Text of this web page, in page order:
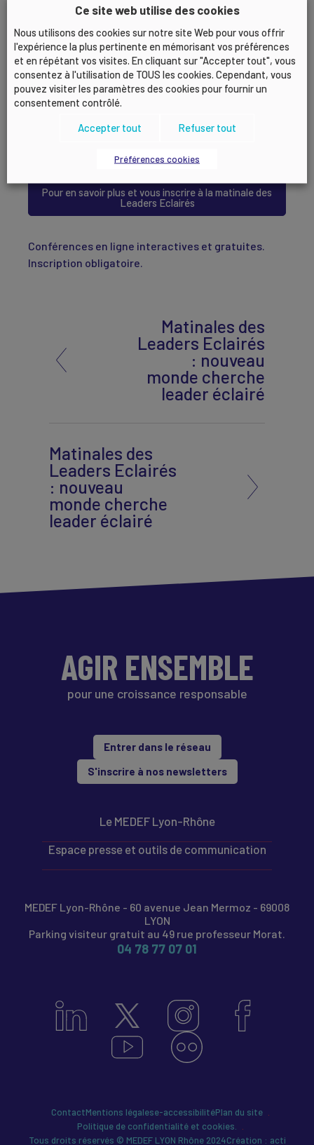
RENDEZ-VOUS LE
4 MARS 2021 DE 8H30 À 10H00
POUR L’INTERVENTION DE
CATHERINE TOUVREY
DG Harmonie Mutuelle
Pour en savoir plus et vous inscrire à la matinale des
Leaders Eclairés
Conférences en ligne interactives et gratuites.
Inscription obligatoire.
Matinales des
Leaders Eclairés
: nouveau
monde cherche
leader éclairé
Matinales des
Leaders Eclairés
: nouveau
monde cherche
leader éclairé
AGIR ENSEMBLE
pour une croissance responsable
Entrer dans le réseau
S'inscrire à nos newsletters
Le MEDEF Lyon-Rhône
Espace presse et outils de communication
MEDEF Lyon-Rhône - 60 avenue Jean Mermoz - 69008
LYON
Parking visiteur gratuit au 49 rue professeur Morat.
04 78 77 07 01
ContactMentions légalese-accessibilitéPlan du site
Politique de confidentialité et cookies.
Tous droits réservés © MEDEF LYON Rhône 2024Création : acti
Ce site web utilise des cookies
Nous utilisons des cookies sur notre site Web pour vous offrir
l'expérience la plus pertinente en mémorisant vos préférences
et en répétant vos visites. En cliquant sur "Accepter tout", vous
consentez à l'utilisation de TOUS les cookies. Cependant, vous
pouvez visiter les paramètres des cookies pour fournir un
consentement contrôlé.
Accepter tout Refuser tout
Préférences cookies